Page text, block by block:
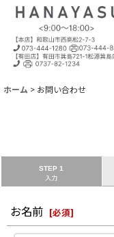
ホーム > お問い合わせ
STEP 1
入力
お名前 [必須]